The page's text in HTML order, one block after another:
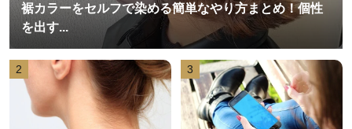
裾カラーをセルフで染める簡単なやり方まとめ！個性
を出す...
2 3